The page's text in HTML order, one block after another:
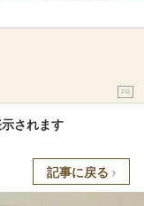
PR
されます
記事に戻る